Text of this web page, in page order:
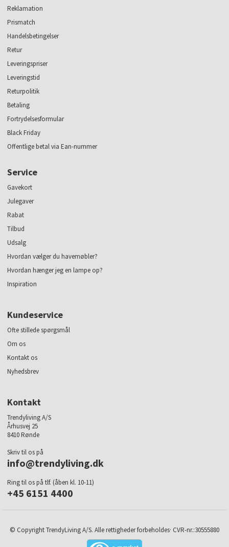
Reklamation
Prismatch
Handelsbetingelser
Retur
Leveringspriser
Leveringstid
Returpolitik
Betaling
Fortrydelsesformular
Black Friday
Offentlige betal via Ean-nummer
Service
Gavekort
Julegaver
Rabat
Tilbud
Udsalg
Hvordan vælger du havemøbler?
Hvordan hænger jeg en lampe op?
Inspiration
Kundeservice
Ofte stillede spørgsmål
Om os
Kontakt os
Nyhedsbrev
Kontakt
Trendyliving A/S
Århusvej 25
8410 Rønde
Skriv til os på
info@trendyliving.dk
Ring til os på tlf. (åben kl. 10-11)
+45 6151 4400
© Copyright TrendyLiving A/S. Alle rettigheder forbeholdes· CVR-nr.:30555880